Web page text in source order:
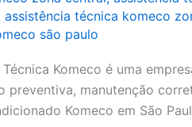
assistência técnica komeco
são paulo
Komeco é uma
preventiva, manutenção
Komeco em São